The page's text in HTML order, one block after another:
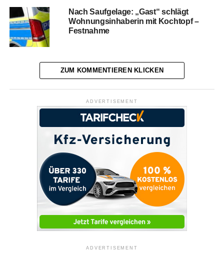
Nach Saufgelage: „Gast“ schlägt
Wohnungsinhaberin mit Kochtopf –
Festnahme
ZUM KOMMENTIEREN KLICKEN
ADVERTISEMENT
ADVERTISEMENT